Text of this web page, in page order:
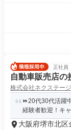
正社員
自動車販売店の
株式会社ネクステージ
⏩️20代30代活躍
経験者歓迎！キ
大阪府堺市北区